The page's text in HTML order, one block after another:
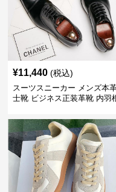
¥11,440 (税込)
スーツスニーカー メンズ本
士靴 ビジネス正装革靴 内羽